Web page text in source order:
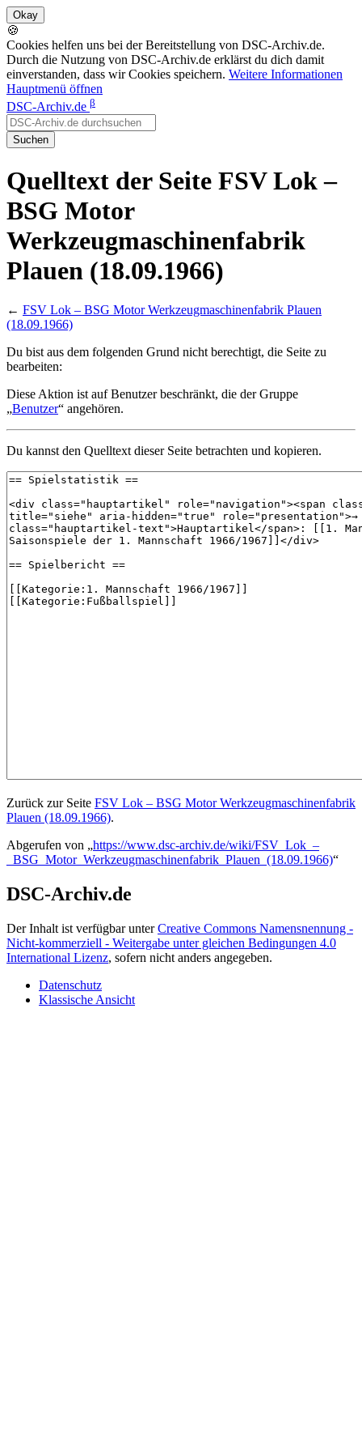
🍪
Cookies helfen uns bei der Bereitstellung von DSC-Archiv.de.
Durch die Nutzung von DSC-Archiv.de erklärst du dich damit
einverstanden, dass wir Cookies speichern. Weitere Informationen
Hauptmenü öffnen
DSC-Archiv.de β
Suchen
Quelltext der Seite FSV Lok –
BSG Motor
Werkzeugmaschinenfabrik
Plauen (18.09.1966)
← FSV Lok – BSG Motor Werkzeugmaschinenfabrik Plauen
(18.09.1966)
Du bist aus dem folgenden Grund nicht berechtigt, die Seite zu
bearbeiten:
Diese Aktion ist auf Benutzer beschränkt, die der Gruppe
„Benutzer“ angehören.
Du kannst den Quelltext dieser Seite betrachten und kopieren.
Zurück zur Seite FSV Lok – BSG Motor Werkzeugmaschinenfabrik
Plauen (18.09.1966).
Abgerufen von „https://www.dsc-archiv.de/wiki/FSV_Lok_–
_BSG_Motor_Werkzeugmaschinenfabrik_Plauen_(18.09.1966)“
DSC-Archiv.de
Der Inhalt ist verfügbar unterCreative Commons Namensnennung -
Nicht-kommerziell - Weitergabe unter gleichen Bedingungen 4.0
International Lizenz, sofern nicht anders angegeben.
Datenschutz
Klassische Ansicht